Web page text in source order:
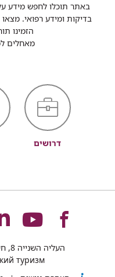
באתר תוכלו לחפש מידע
בדיקות ומידע רפואי.
הזמינו
מאחלים
דרושים
העליה השנייה 8, חיפה
туризм